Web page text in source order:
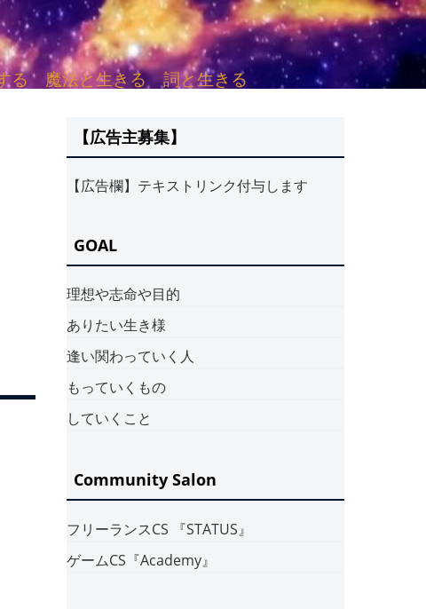
愛する 魔法と生きる 詞と生きる
【広告主募集】
【広告欄】テキストリンク付与します
GOAL
理想や志命や目的
ありたい生き様
逢い関わっていく人
もっていくもの
していくこと
Community Salon
フリーランスCS 『STATUS』
ゲームCS『Academy』